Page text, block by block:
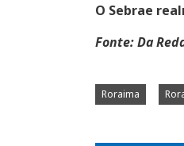
O Sebrae
Fonte: Da
Roraima